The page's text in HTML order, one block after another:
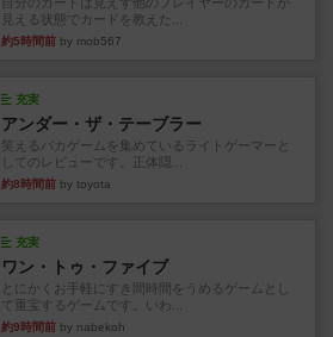
見える状態でカードを教えた...
約5時間前 by mob567
充実
アンダー・ザ・テーブラー
笑えるバカゲームを集めているライトゲーマーと
してのレビューです。正体隠...
約8時間前 by toyota
充実
ワン・トゥ・ファイブ
とにかくお手軽にすき間時間をうめるゲームとし
て重宝するゲームです。いわ...
約9時間前 by nabekoh